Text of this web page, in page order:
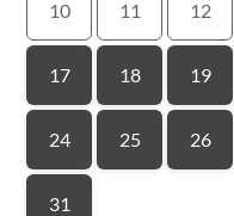
10 11 12
17 18 19
24 25 26
31